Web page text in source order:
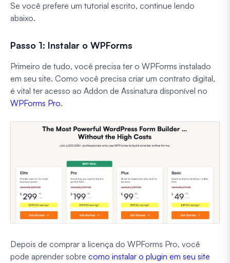
Se você prefere um tutorial escrito, continue lendo
abaixo.
Passo 1: Instalar o WPForms
Primeiro de tudo, você precisa ter o WPForms instalado
em seu site. Como você precisa criar um contrato digital,
é vital ter acesso ao Addon de Assinatura disponível no
WPForms Pro.
Depois de comprar a licença do WPForms Pro, você
pode aprender sobre como instalar o plugin em seu site